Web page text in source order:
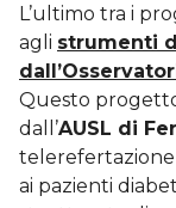
L’ultimo tra i
agli strumenti
Questo
dall’AUSL di
ai pazienti